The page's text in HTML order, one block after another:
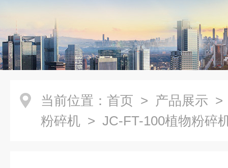
当前位置： 首页 > 产品展示
粉碎机 > JC-FT-100植物粉碎